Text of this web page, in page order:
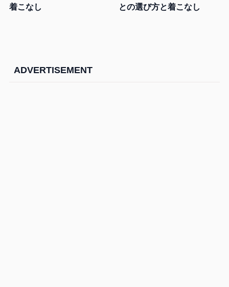
着こなし
との選び方と着こなし
ADVERTISEMENT